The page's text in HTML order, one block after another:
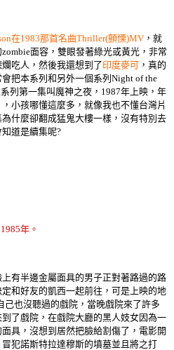
在1983那首名曲Thriller(顫慄)MV ，就
面容，雙眼發著綠光或黃光，非常
吃人，然後我還想到了印度麥可 ，真的
把本系列和另外一個系列Night of the
列第一集叫魔神之夜，1987年上映，年
小孩哪懂這麼多，就像我也不懂台灣片
什麼卻翻成猛鬼大樓一樣，沒有特別去
道是續集呢?
年。
有半邊金屬面具的男子正對著路過的路
和好友的凱西一起前往，可是上映的地
己也沒聽過的戲院，當晚戲院來了許多
了戲院，在戲院大廳的黑人妓女因為一
具，沒想到居然把臉給割傷了，電影開
犯諾斯特拉達穆斯的墳墓並且將之打